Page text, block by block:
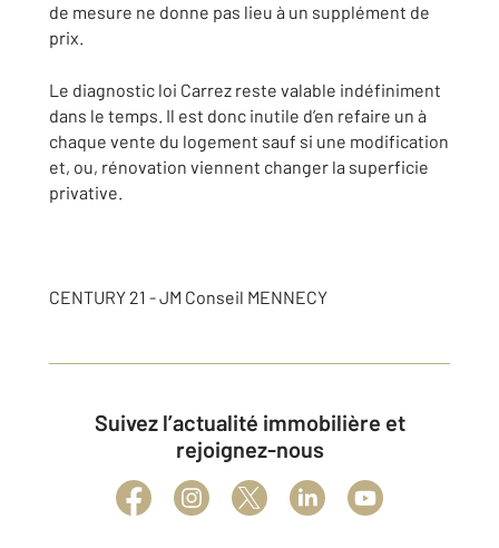
de mesure ne donne pas lieu à un supplément de
prix.
Le diagnostic loi Carrez reste valable indéfiniment
dans le temps. Il est donc inutile d’en refaire un à
chaque vente du logement sauf si une modification
et, ou, rénovation viennent changer la superficie
privative.
CENTURY 21 - JM Conseil MENNECY
Suivez l’actualité immobilière et
rejoignez-nous